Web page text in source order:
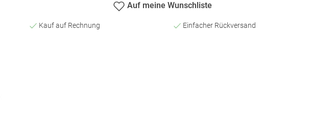
Auf meine Wunschliste
Kauf auf Rechnung Einfacher Rückversand